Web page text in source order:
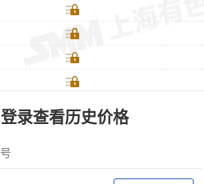
登录查看历史价格